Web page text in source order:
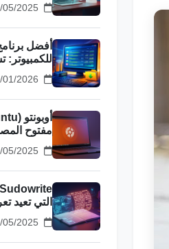
أفضل
مفتوح
التي تعيد